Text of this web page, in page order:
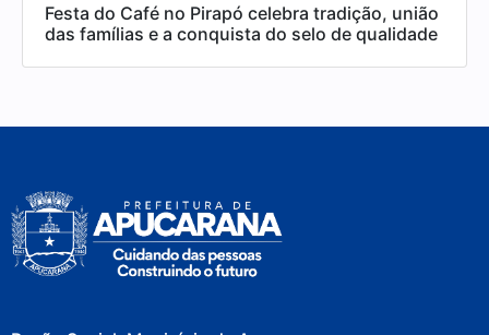
Festa do Café no Pirapó celebra tradição, união
das famílias e a conquista do selo de qualidade